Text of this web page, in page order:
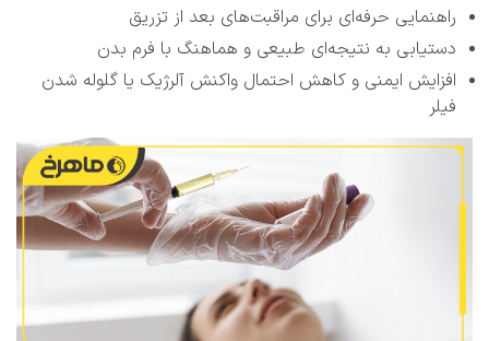
راهنمایی حرفه‌ای برای مراقبت‌های بعد از تزریق
دستیابی به نتیجه‌ای طبیعی و هماهنگ با فرم بدن
افزایش ایمنی و کاهش احتمال واکنش آلرژیک یا گلوله شدن
فیلر